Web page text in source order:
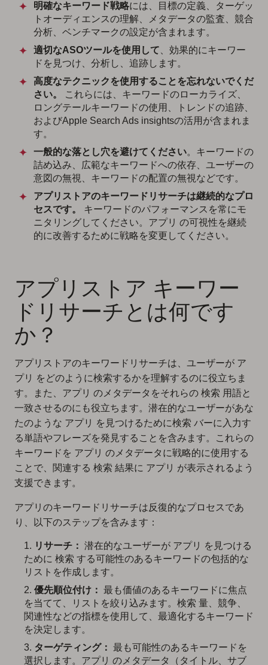
明確なキーワード戦略には、目標の定義、ターゲッ
トオーディエンスの理解、メタデータの監査、競合
分析、ベンチマークの設定が含まれます。
適切なASOツールを使用して 、効果的にキーワー
ドを見つけ、分析し、追跡します。
高度なテクニックを使用することを忘れないでくだ
さい。
これらには、キーワードのローカライズ、
ロングテールキーワードの使用、トレンドの追跡、
およびApple Search Ads insightsの活用が含まれま
す。
一般的な落とし穴を避けてください。キーワードの
詰め込み、広範なキーワードへの依存、ユーザーの
意図の無視、キーワードの配置の無視などです。
アプリストアのキーワードリサーチは継続的なプロ
セスです。 キーワードのパフォーマンスを常にモ
ニタリングしてください。アプリ の可視性を継続
的に改善するために戦略を変更してください。
アプリストア キーワー
ドリサーチとは何です
か？
アプリストアのキーワードリサーチは、ユーザーが ア
プリ をどのように検索するかを理解するのに役立ちま
す。また、アプリ のメタデータをそれらの 検索 用語と
一致させるのにも役立ちます。潜在的なユーザーがあな
たのような アプリ を見つけるために検索 バーに入力す
る単語やフレーズを発見することを含みます。これらの
キーワードを アプリ のメタデータに戦略的に使用する
ことで、関連する 検索 結果に アプリ が表示されるよう
支援できます。
アプリのキーワードリサーチは反復的なプロセスであ
り、以下のステップを含みます：
リサーチ： 潜在的なユーザーが アプリ を見つける
ために 検索 する可能性のあるキーワードの包括的な
リストを作成します。
優先順位付け： 最も価値のあるキーワードに焦点
を当てて、リストを絞り込みます。検索 量、競争、
関連性などの指標を使用して、最適化するキーワード
を決定します。
ターゲティング： 最も可能性のあるキーワードを
選択します。アプリ のメタデータ（タイトル、サブ